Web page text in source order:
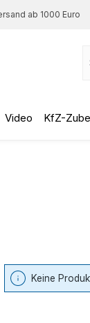
ab 1000 Euro
Video KfZ-
Keine